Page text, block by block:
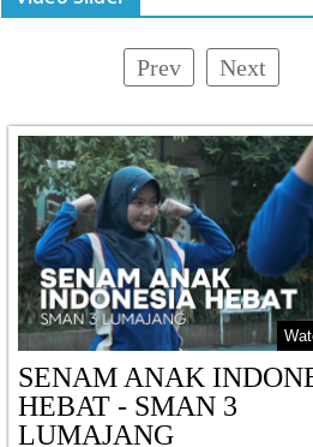
Prev Next
SENAM ANAK
HEBAT - SMAN 3
LUMAJANG